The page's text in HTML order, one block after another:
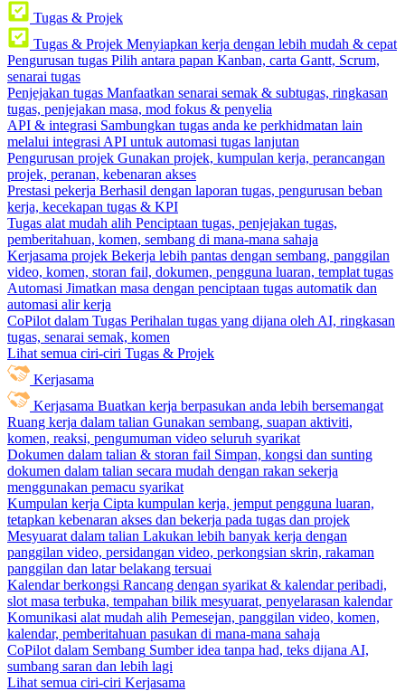
Tugas & Projek
Tugas & Projek Menyiapkan kerja dengan lebih mudah & cepat
Pengurusan tugas Pilih antara papan Kanban, carta Gantt, Scrum,
senarai tugas
Penjejakan tugas Manfaatkan senarai semak & subtugas, ringkasan
tugas, penjejakan masa, mod fokus & penyelia
API & integrasi Sambungkan tugas anda ke perkhidmatan lain
melalui integrasi API untuk automasi tugas lanjutan
Pengurusan projek Gunakan projek, kumpulan kerja, perancangan
projek, peranan, kebenaran akses
Prestasi pekerja Berhasil dengan laporan tugas, pengurusan beban
kerja, kecekapan tugas & KPI
Tugas alat mudah alih Penciptaan tugas, penjejakan tugas,
pemberitahuan, komen, sembang di mana-mana sahaja
Kerjasama projek Bekerja lebih pantas dengan sembang, panggilan
video, komen, storan fail, dokumen, pengguna luaran, templat tugas
Automasi Jimatkan masa dengan penciptaan tugas automatik dan
automasi alir kerja
CoPilot dalam Tugas Perihalan tugas yang dijana oleh AI, ringkasan
tugas, senarai semak, komen
Lihat semua ciri-ciri Tugas & Projek
Kerjasama
Kerjasama Buatkan kerja berpasukan anda lebih bersemangat
Ruang kerja dalam talian Gunakan sembang, suapan aktiviti,
komen, reaksi, pengumuman video seluruh syarikat
Dokumen dalam talian & storan fail Simpan, kongsi dan sunting
dokumen dalam talian secara mudah dengan rakan sekerja
menggunakan pemacu syarikat
Kumpulan kerja Cipta kumpulan kerja, jemput pengguna luaran,
tetapkan kebenaran akses dan bekerja pada tugas dan projek
Mesyuarat dalam talian Lakukan lebih banyak kerja dengan
panggilan video, persidangan video, perkongsian skrin, rakaman
panggilan dan latar belakang tersuai
Kalendar berkongsi Rancang dengan syarikat & kalendar peribadi,
slot masa terbuka, tempahan bilik mesyuarat, penyelarasan kalendar
Komunikasi alat mudah alih Pemesejan, panggilan video, komen,
kalendar, pemberitahuan pasukan di mana-mana sahaja
CoPilot dalam Sembang Sumber idea tanpa had, teks dijana AI,
sumbang saran dan lebih lagi
Lihat semua ciri-ciri Kerjasama